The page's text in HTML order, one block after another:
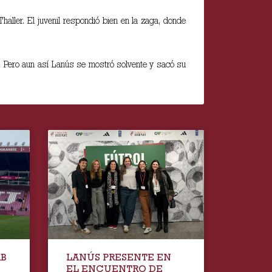
El juvenil respondió bien en la zaga, donde
aun así Lanús se mostró solvente y sacó su
LANÚS PRESENTE EN
EL ENCUENTRO DE